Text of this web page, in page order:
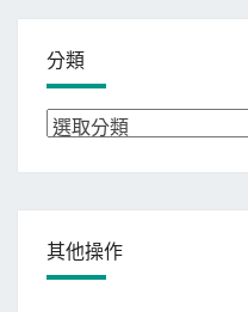
分類
分
其他操作